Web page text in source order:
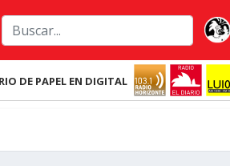
DE PAPEL EN DIGITAL